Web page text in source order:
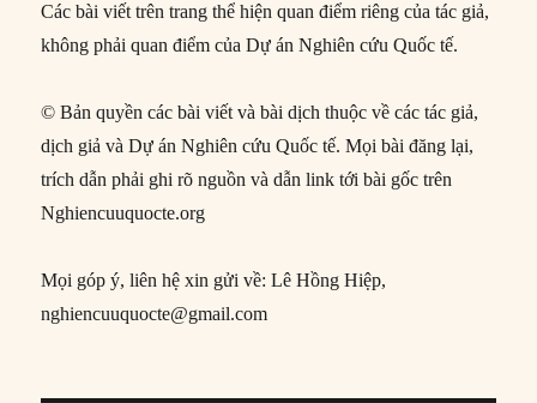
Các bài viết trên trang thể hiện quan điểm riêng của tác giả,
không phải quan điểm của Dự án Nghiên cứu Quốc tế.
© Bản quyền các bài viết và bài dịch thuộc về các tác giả,
dịch giả và Dự án Nghiên cứu Quốc tế. Mọi bài đăng lại,
trích dẫn phải ghi rõ nguồn và dẫn link tới bài gốc trên
Nghiencuuquocte.org
Mọi góp ý, liên hệ xin gửi về: Lê Hồng Hiệp,
nghiencuuquocte@gmail.com